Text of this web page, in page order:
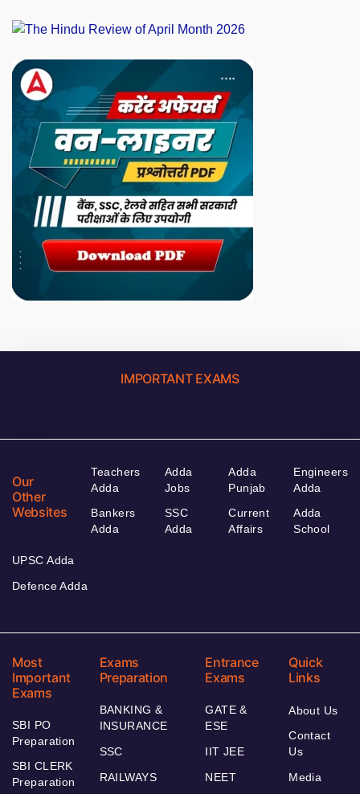
IMPORTANT EXAMS
Our
Other
Websites
Teachers
Adda
Bankers
Adda
Adda
Jobs
SSC
Adda
Adda
Punjab
Current
Affairs
Engineers
Adda
Adda
School
UPSC Adda
Defence Adda
Most
Important
Exams
SBI PO
Preparation
SBI CLERK
Preparation
Exams
Preparation
BANKING &
INSURANCE
SSC
RAILWAYS
Entrance
Exams
GATE &
ESE
IIT JEE
NEET
Quick
Links
About Us
Contact
Us
Media